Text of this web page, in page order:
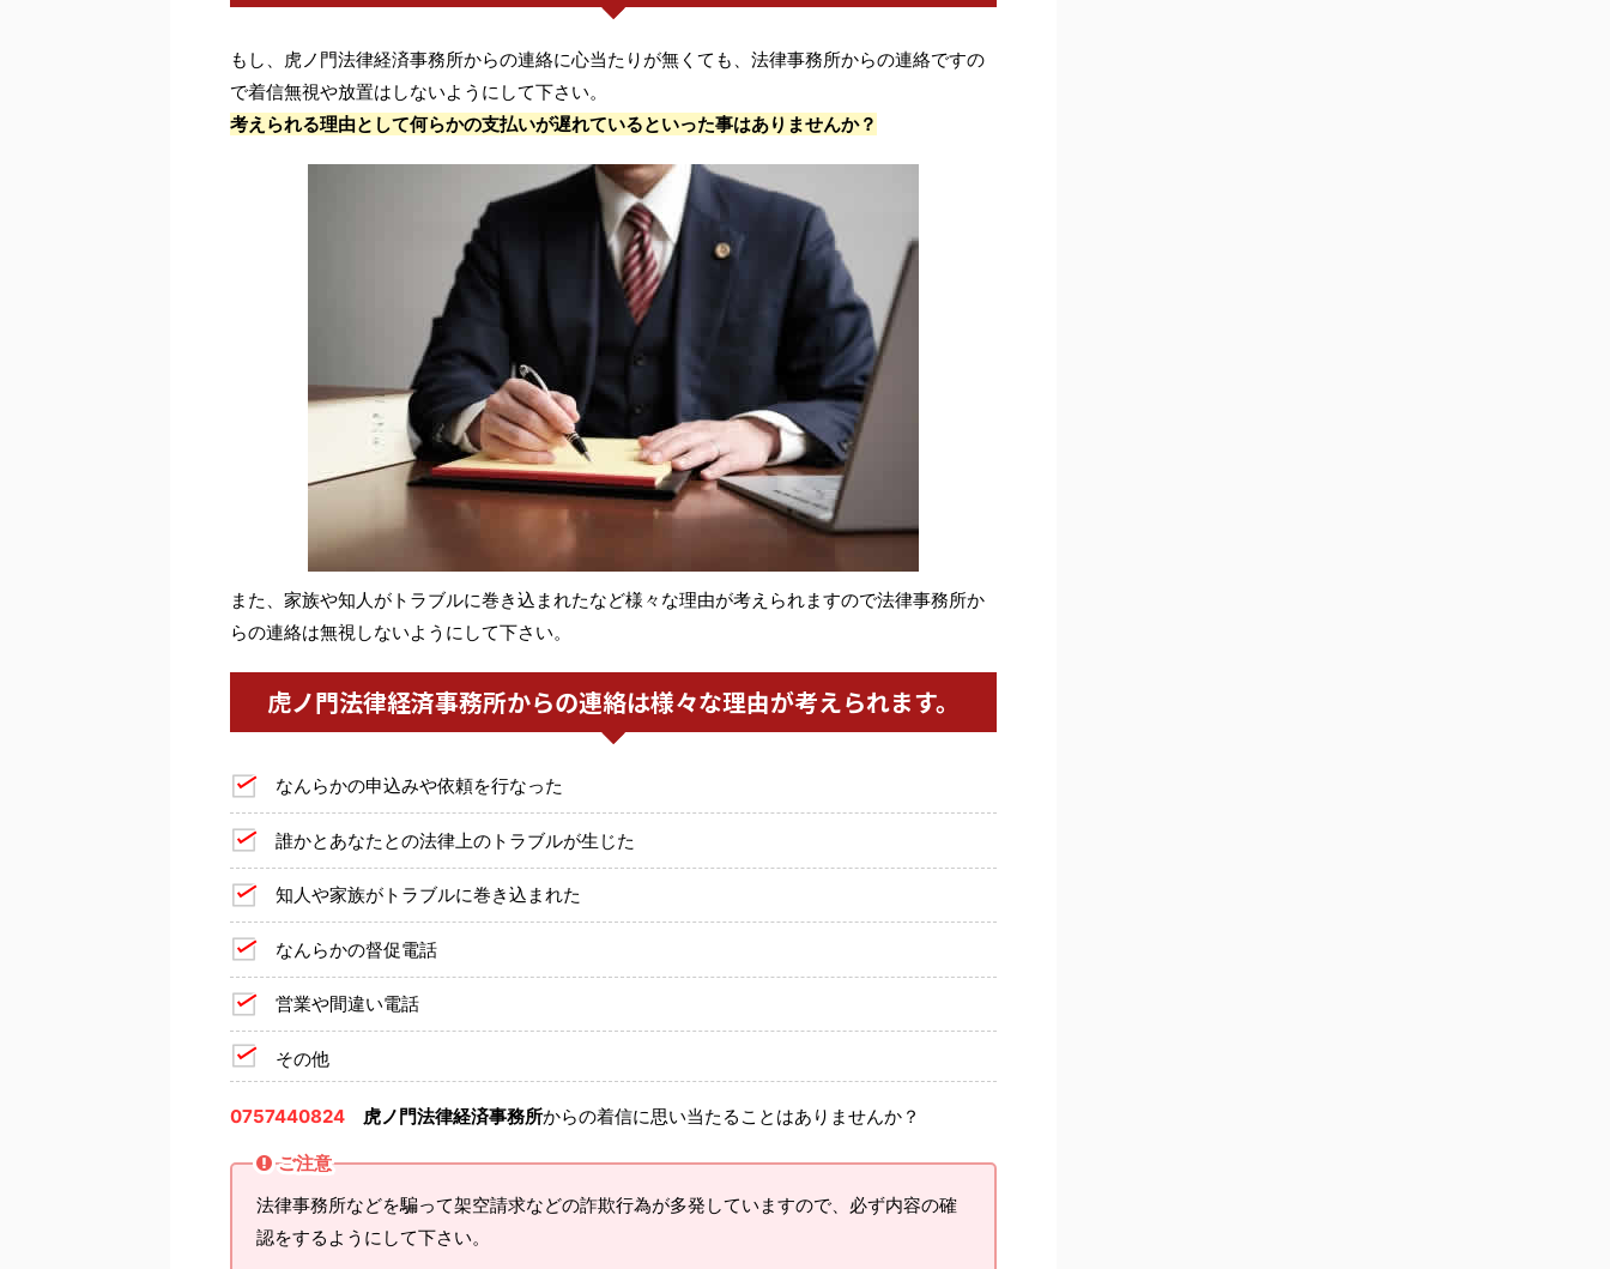
もし、虎ノ門法律経済事務所からの連絡に心当たりが無くても、法律事務所からの連絡ですの
で着信無視や放置はしないようにして下さい。
考えられる理由として何らかの支払いが遅れているといった事はありませんか？
また、家族や知人がトラブルに巻き込まれたなど様々な理由が考えられますので法律事務所か
らの連絡は無視しないようにして下さい。
虎ノ門法律経済事務所からの連絡は様々な理由が考えられます。
なんらかの申込みや依頼を行なった
誰かとあなたとの法律上のトラブルが生じた
知人や家族がトラブルに巻き込まれた
なんらかの督促電話
営業や間違い電話
その他
0757440824 虎ノ門法律経済事務所からの着信に思い当たることはありませんか？
ご注意
法律事務所などを騙って架空請求などの詐欺行為が多発していますので、必ず内容の確
認をするようにして下さい。